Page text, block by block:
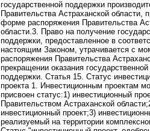
государственной поддержки
Правительства Астраханской области,
форме распоряжения Правительства
области.3. Право на получение
поддержки, предоставленное в
настоящим Законом, утрачивается с
распоряжения Правительства
прекращении оказания государственной
поддержки. Статья 15. Статус
проекта 1. Инвестиционным проектам
присвоен статус:1) инвестиционный
Правительством Астраханской области;
инвестиционный проект;3)
реализуемый на территории